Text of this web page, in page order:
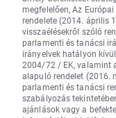
megfelelően, Az
rendelete (2014. április
visszaélésekről szóló
parlamenti és tanácsi
irányelvek hatályon
2004/72 / EK, valamint
alapuló rendelet (2016.
parlamenti és tanácsi
szabályozás
ajánlások vagy a